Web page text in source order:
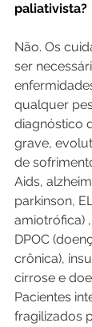
paliativista?
Não. Os
ser
qualquer
diagnóstico
grave,
de
Aids,
parkinson,
amiotrófica)
DPOC
crônica),
cirrose e
Pacientes
fragilizados